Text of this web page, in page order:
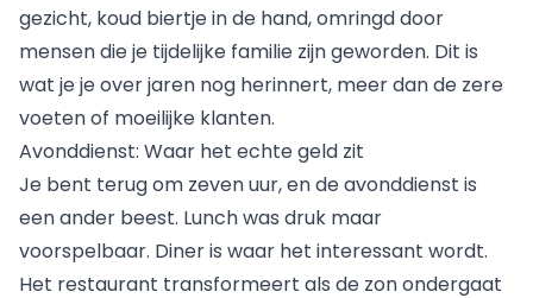
gezicht, koud biertje in de hand, omringd door
mensen die je tijdelijke familie zijn geworden. Dit is
wat je je over jaren nog herinnert, meer dan de zere
voeten of moeilijke klanten.
Avonddienst: Waar het echte geld zit
Je bent terug om zeven uur, en de avonddienst is
een ander beest. Lunch was druk maar
voorspelbaar. Diner is waar het interessant wordt.
Het restaurant transformeert als de zon ondergaat